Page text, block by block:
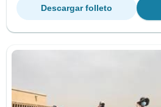
Descargar folleto